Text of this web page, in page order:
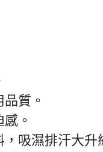
質。
。
吸濕排汗大升